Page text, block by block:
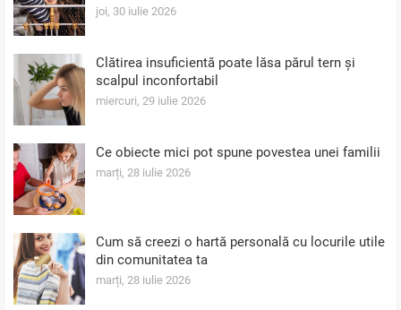
joi, 30 iulie 2026
Clătirea insuficientă poate lăsa părul tern și
scalpul inconfortabil
miercuri, 29 iulie 2026
Ce obiecte mici pot spune povestea unei familii
marți, 28 iulie 2026
Cum să creezi o hartă personală cu locurile utile
din comunitatea ta
marți, 28 iulie 2026